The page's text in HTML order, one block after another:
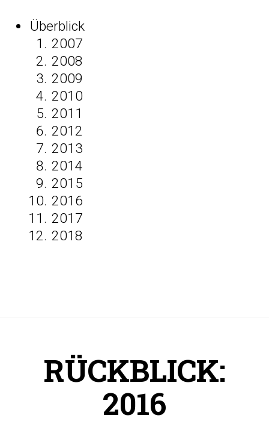
Überblick
2007
2008
2009
2010
2011
2012
2013
2014
2015
2016
2017
2018
RÜCKBLICK:
2016